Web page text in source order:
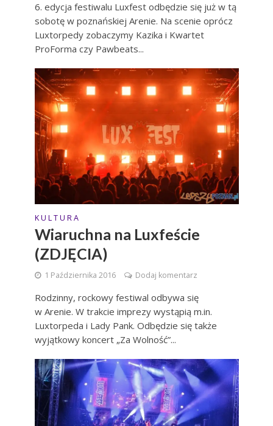
6. edycja festiwalu Luxfest odbędzie się już w tą
sobotę w poznańskiej Arenie. Na scenie oprócz
Luxtorpedy zobaczymy Kazika i Kwartet
ProForma czy Pawbeats...
K U L T U R A
Wiaruchna na Luxfeście
(ZDJĘCIA)
1 Października 2016 Dodaj komentarz
Rodzinny, rockowy festiwal odbywa się
w Arenie. W trakcie imprezy wystąpią m.in.
Luxtorpeda i Lady Pank. Odbędzie się także
wyjątkowy koncert „Za Wolność”...